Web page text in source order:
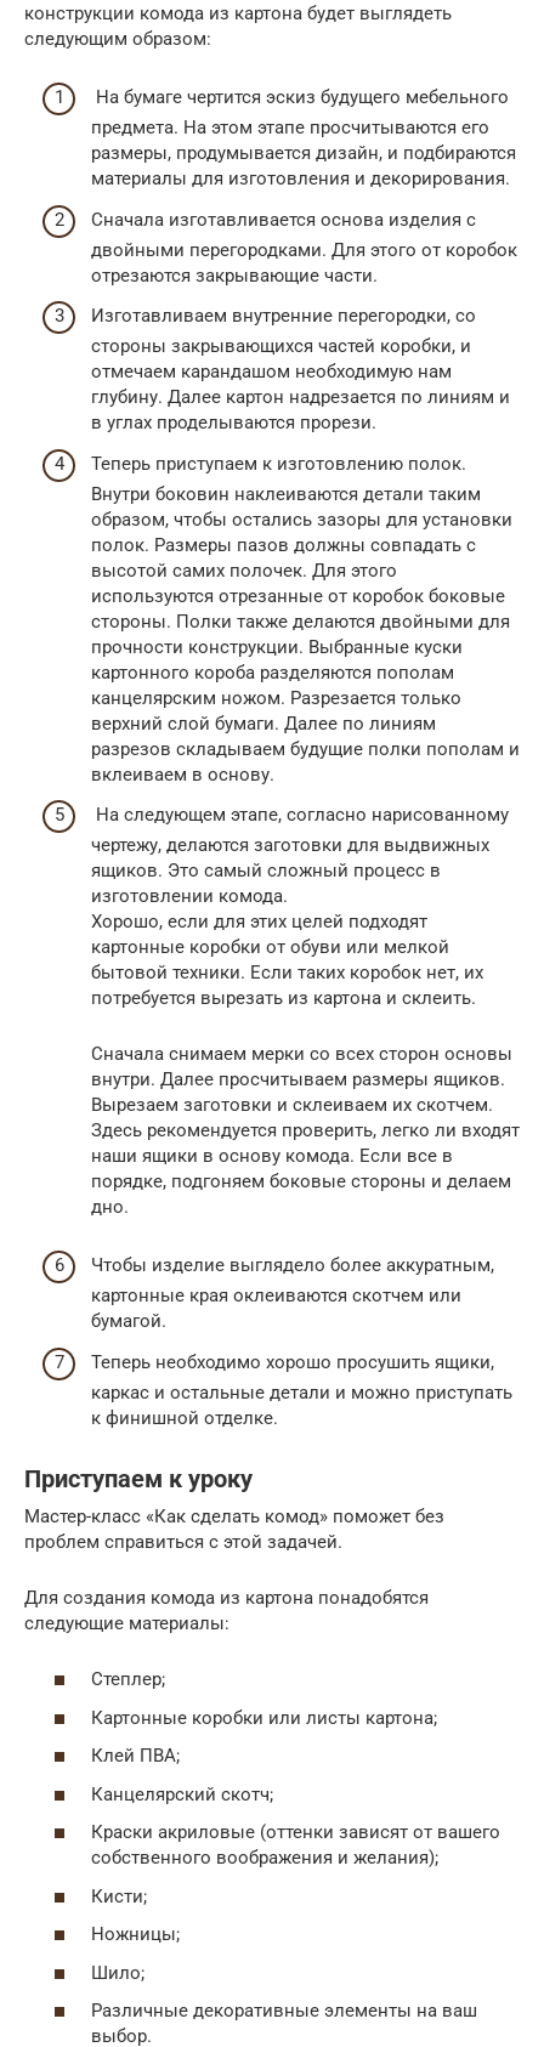
конструкции комода из картона будет выглядеть
следующим образом:
На бумаге чертится эскиз будущего мебельного
предмета. На этом этапе просчитываются его
размеры, продумывается дизайн, и подбираются
материалы для изготовления и декорирования.
Сначала изготавливается основа изделия с
двойными перегородками. Для этого от коробок
отрезаются закрывающие части.
Изготавливаем внутренние перегородки, со
стороны закрывающихся частей коробки, и
отмечаем карандашом необходимую нам
глубину. Далее картон надрезается по линиям и
в углах проделываются прорези.
Теперь приступаем к изготовлению полок.
Внутри боковин наклеиваются детали таким
образом, чтобы остались зазоры для установки
полок. Размеры пазов должны совпадать с
высотой самих полочек. Для этого
используются отрезанные от коробок боковые
стороны. Полки также делаются двойными для
прочности конструкции. Выбранные куски
картонного короба разделяются пополам
канцелярским ножом. Разрезается только
верхний слой бумаги. Далее по линиям
разрезов складываем будущие полки пополам и
вклеиваем в основу.
На следующем этапе, согласно нарисованному
чертежу, делаются заготовки для выдвижных
ящиков. Это самый сложный процесс в
изготовлении комода.
Хорошо, если для этих целей подходят
картонные коробки от обуви или мелкой
бытовой техники. Если таких коробок нет, их
потребуется вырезать из картона и склеить.
Сначала снимаем мерки со всех сторон основы
внутри. Далее просчитываем размеры ящиков.
Вырезаем заготовки и склеиваем их скотчем.
Здесь рекомендуется проверить, легко ли входят
наши ящики в основу комода. Если все в
порядке, подгоняем боковые стороны и делаем
дно.
Чтобы изделие выглядело более аккуратным,
картонные края оклеиваются скотчем или
бумагой.
Теперь необходимо хорошо просушить ящики,
каркас и остальные детали и можно приступать
к финишной отделке.
Приступаем к уроку
Мастер-класс «Как сделать комод» поможет без
проблем справиться с этой задачей.
Для создания комода из картона понадобятся
следующие материалы:
Степлер;
Картонные коробки или листы картона;
Клей ПВА;
Канцелярский скотч;
Краски акриловые (оттенки зависят от вашего
собственного воображения и желания);
Кисти;
Ножницы;
Шило;
Различные декоративные элементы на ваш
выбор.